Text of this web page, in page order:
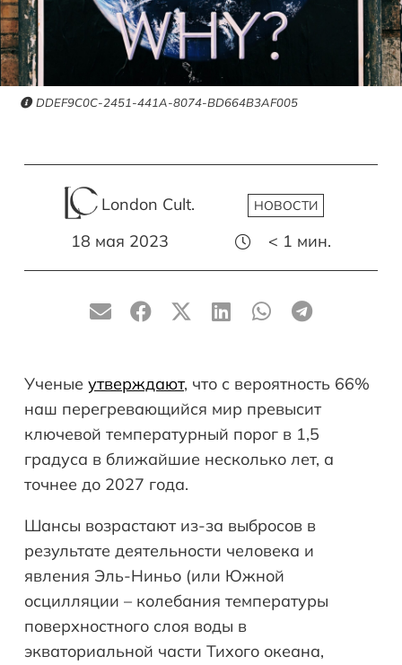
DDEF9C0C-2451-441A-8074-BD664B3AF005
London Cult. НОВОСТИ
18 мая 2023 < 1 мин.
Ученые утверждают, что с вероятность 66%
наш перегревающийся мир превысит
ключевой температурный порог в 1,5
градуса в ближайшие несколько лет, а
точнее до 2027 года.
Шансы возрастают из-за выбросов в
результате деятельности человека и
явления Эль-Ниньо (или Южной
осцилляции – колебания температуры
поверхностного слоя воды в
экваториальной части Тихого океана,